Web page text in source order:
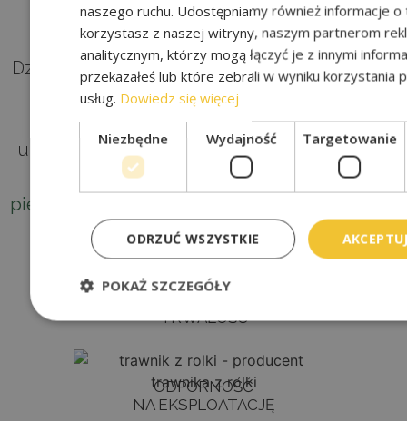
CECHY TRAWNIKA Z ROLKI
Dzięki starannie dobranym mieszankom traw,
nasz trawnik z rolki cechuje się wysoką
odpornością na wydeptywanie, szybkim
ukorzenianiem oraz intensywnym, zielonym
kolorem. Dowiedz się, jak prawidłowa
pielęgnacja trawnika
TRWAŁOŚĆ
ODPORNOŚĆ
NA EKSPLOATACJĘ
naszego ruchu. Udostępniamy również informacje o
korzystasz z naszej witryny, naszym partnerom
analitycznym, którzy mogą łączyć je z innymi
przekazałeś lub które zebrali w wyniku korzystania
usług. Dowiedz się więcej
Niezbędne Wydajność Targetowanie
ODRZUĆ WSZYSTKIE
POKAŻ SZCZEGÓŁY